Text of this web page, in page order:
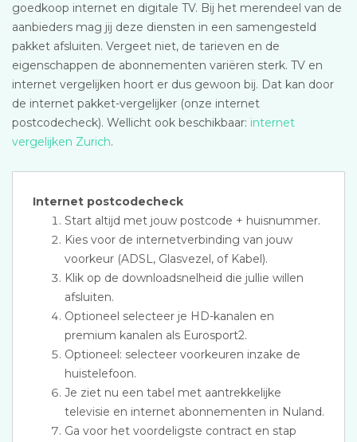
goedkoop internet en digitale TV. Bij het merendeel van de
aanbieders mag jij deze diensten in een samengesteld
pakket afsluiten. Vergeet niet, de tarieven en de
eigenschappen de abonnementen variëren sterk. TV en
internet vergelijken hoort er dus gewoon bij. Dat kan door
de internet pakket-vergelijker (onze internet
postcodecheck). Wellicht ook beschikbaar: internet
vergelijken Zurich.
Internet postcodecheck
Start altijd met jouw postcode + huisnummer.
Kies voor de internetverbinding van jouw
voorkeur (ADSL, Glasvezel, of Kabel).
Klik op de downloadsnelheid die jullie willen
afsluiten.
Optioneel selecteer je HD-kanalen en
premium kanalen als Eurosport2.
Optioneel: selecteer voorkeuren inzake de
huistelefoon.
Je ziet nu een tabel met aantrekkelijke
televisie en internet abonnementen in Nuland.
Ga voor het voordeligste contract en stap